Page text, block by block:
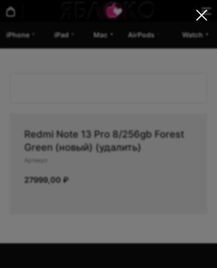
iPhone iPad Mac AirPods Watch
Redmi Note 13 Pro 8/256gb Forest
Green (новый) (удалить)
Артикул:
27999,00 ₽